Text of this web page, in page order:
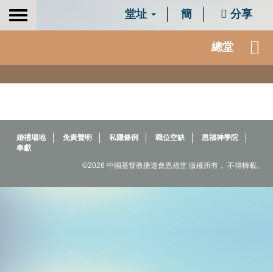
Toggle
堂址 簡 分享
總堂
婚禮場地 免責聲明 私隱條例 職位空缺
恩福神學院
奉獻
©2026 中國基督教播道會恩福堂 版權所有， 不得轉載。